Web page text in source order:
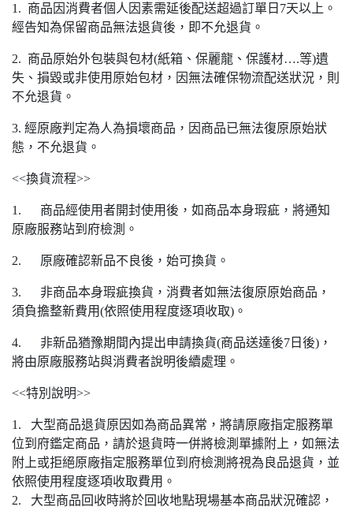
1. 商品因消費者個人因素需延後配送超過訂單日7天以上。
經告知為保留商品無法退貨後，即不允退貨。
2. 商品原始外包裝與包材(紙箱、保麗龍、保護材….等)遺
失、損毀或非使用原始包材，因無法確保物流配送狀況，則
不允退貨。
3. 經原廠判定為人為損壞商品，因商品已無法復原原始狀
態，不允退貨。
<<換貨流程>>
1. 商品經使用者開封使用後，如商品本身瑕疵，將通知
原廠服務站到府檢測。
2. 原廠確認新品不良後，始可換貨。
3. 非商品本身瑕疵換貨，消費者如無法復原原始商品，
須負擔整新費用(依照使用程度逐項收取)。
4. 非新品猶豫期間內提出申請換貨(商品送達後7日後)，
將由原廠服務站與消費者說明後續處理。
<<特別說明>>
1. 大型商品退貨原因如為商品異常，將請原廠指定服務單
位到府鑑定商品，請於退貨時一併將檢測單據附上，如無法
附上或拒絕原廠指定服務單位到府檢測將視為良品退貨，並
依照使用程度逐項收取費用。
2. 大型商品回收時將於回收地點現場基本商品狀況確認，